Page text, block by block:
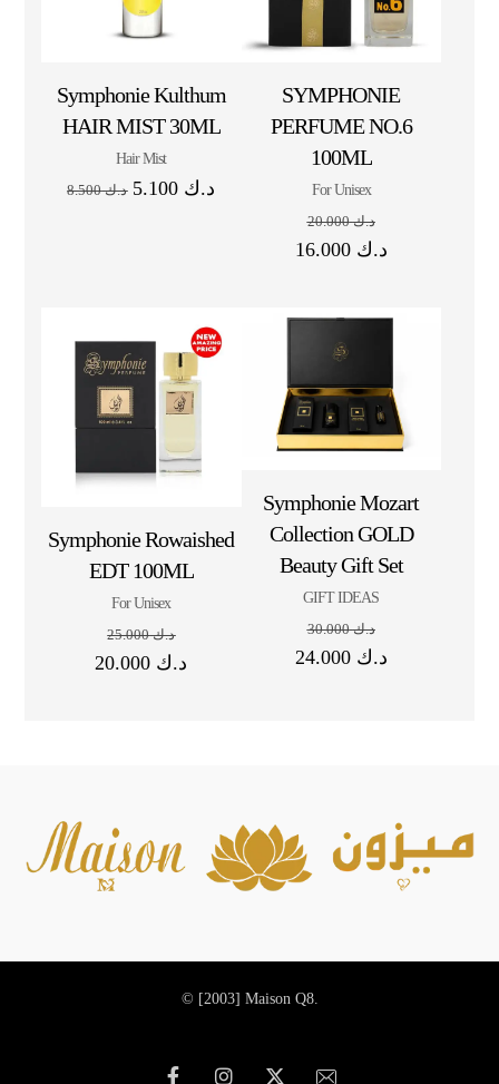
Symphonie Kulthum
HAIR MIST 30ML
Hair Mist
د.ك8.500 د.ك
SYMPHONIE
PERFUME NO.6
100ML
For Unisex
د.ك20.000
د.ك 16.000
Symphonie Rowaished
EDT 100ML
For Unisex
د.ك25.000
د.ك
Symphonie Mozart
Collection GOLD
Beauty Gift Set
GIFT IDEAS
د.ك30.000
د.ك 24.000
© [2003] Maison Q8.